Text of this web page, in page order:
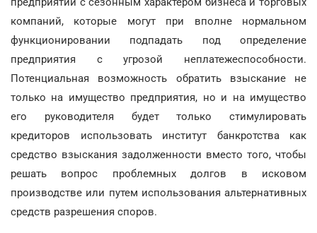
компаний, которые могут при вполне нормальном
функционировании подпадать под определение
предприятия с угрозой неплатежеспособности.
Потенциальная возможность обратить взыскание не
только на имущество предприятия, но и на имущество
его руководителя будет только стимулировать
кредиторов использовать институт банкротства как
средство взыскания задолженности вместо того, чтобы
решать вопрос проблемных долгов в исковом
производстве или путем использования альтернативных
средств разрешения споров.